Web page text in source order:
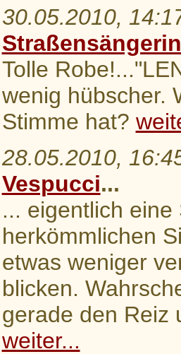
30.05.2010,
Straßensängerin
Tolle
wenig hübscher.
Stimme hat?
28.05.2010,
Vespucci...
... eigentlich eine
herkömmlichen
etwas weniger
blicken.
gerade den Reiz
weiter...